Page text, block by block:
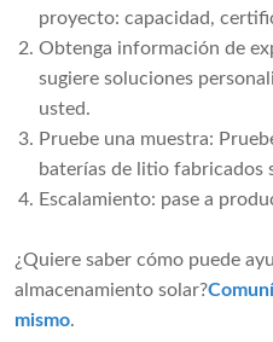
proyecto: capacidad,
Obtenga información de
sugiere soluciones
usted.
Pruebe una muestra:
baterías de litio fabricados
Escalamiento: pase a
¿Quiere saber cómo puede
almacenamiento solar?
mismo.